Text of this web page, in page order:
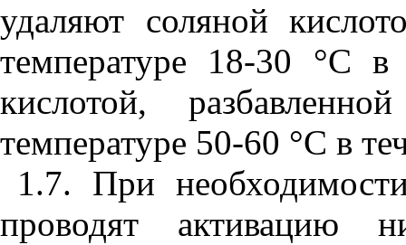
удаляют соляной
температуре 18-30 °С в
кислотой,
температуре 50-60 °С в
1.7. При
проводят активацию